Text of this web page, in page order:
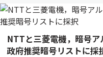
NTTと三菱電機，暗号
政府推奨暗号リストに採